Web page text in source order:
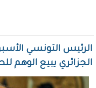
الرئيس التونسي
الجزائري يبيع الوهم